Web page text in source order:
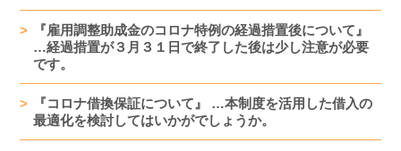
『雇用調整助成金のコロナ特例の経過措置後について』
…経過措置が３月３１日で終了した後は少し注意が必要
です。
『コロナ借換保証について』 …本制度を活用した借入の
最適化を検討してはいかがでしょうか。